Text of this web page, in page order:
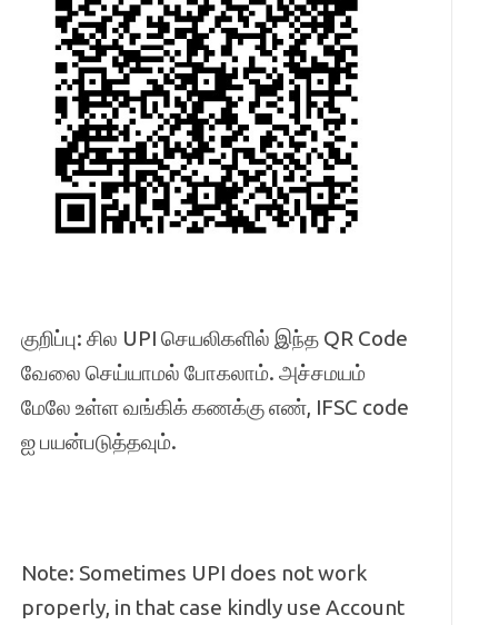
குறிப்பு: சில UPI செயலிகளில் இந்த QR Code
வேலை செய்யாமல் போகலாம். அச்சமயம்
மேலே உள்ள வங்கிக் கணக்கு எண், IFSC code
ஐ பயன்படுத்தவும்.
Note: Sometimes UPI does not work
properly, in that case kindly use Account